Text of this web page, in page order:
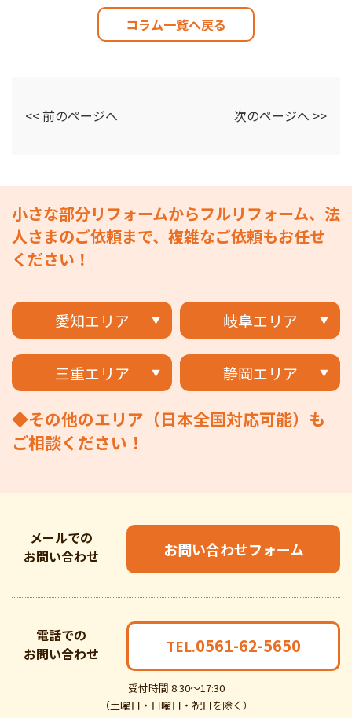
コラム一覧へ戻る
<< 前のページへ 次のページへ >>
小さな部分リフォームからフルリフォーム、法
人さまのご依頼まで、複雑なご依頼もお任せ
ください！
愛知エリア 岐阜エリア
三重エリア 静岡エリア
◆その他のエリア（日本全国対応可能）も
ご相談ください！
メールでの
お問い合わせ
お問い合わせフォーム
電話での
お問い合わせ
受付時間 8:30～17:30
（土曜日・日曜日・祝日を除く）
TEL.0561-62-5650